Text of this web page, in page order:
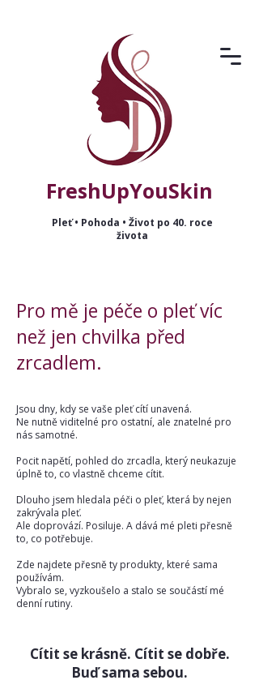
FreshUpYouSkin
Pleť • Pohoda • Život po 40. roce
života
Pro mě je péče o pleť víc
než jen chvilka před
zrcadlem.
Jsou dny, kdy se vaše pleť cítí unavená.
Ne nutně viditelné pro ostatní, ale znatelné pro
nás samotné.
Pocit napětí, pohled do zrcadla, který neukazuje
úplně to, co vlastně chceme cítit.
Dlouho jsem hledala péči o pleť, která by nejen
zakrývala pleť.
Ale doprovází. Posiluje. A dává mé pleti přesně
to, co potřebuje.
Zde najdete přesně ty produkty, které sama
používám.
Vybralo se, vyzkoušelo a stalo se součástí mé
denní rutiny.
Cítit se krásně. Cítit se dobře.
Buď sama sebou.